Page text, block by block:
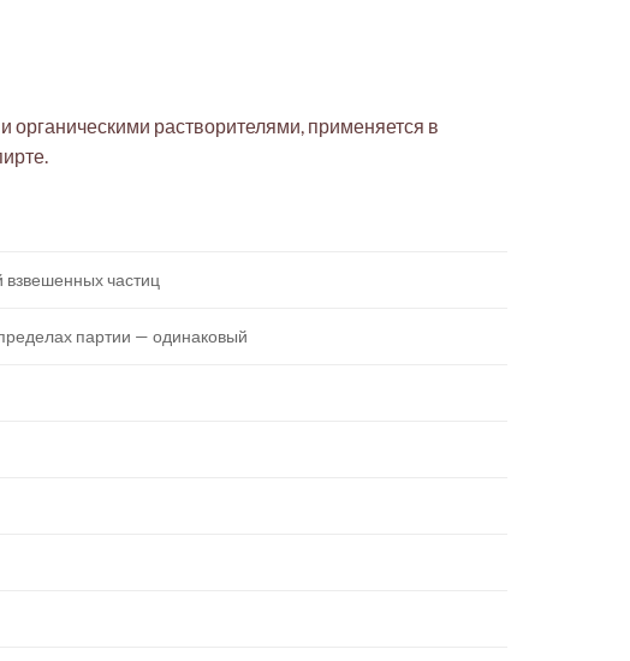
растворителями, применяется в
частиц
партии — одинаковый